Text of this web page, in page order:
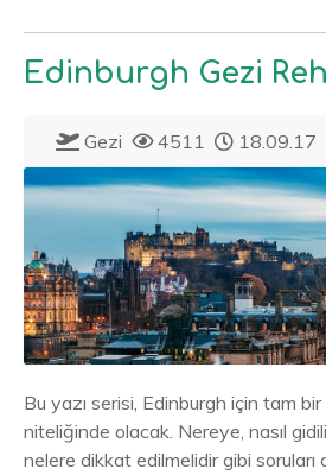
Edinburgh Gezi
Gezi 4511 18.09.17
Bu yazı serisi, Edinburgh için tam
niteliğinde olacak. Nereye, nasıl
nelere dikkat edilmelidir gibi soruları